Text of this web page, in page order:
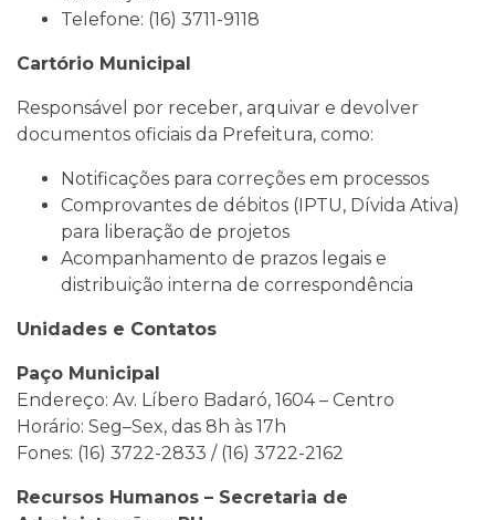
Telefone: (16) 3711-9118
Cartório Municipal
Responsável por receber, arquivar e devolver
documentos oficiais da Prefeitura, como:
Notificações para correções em processos
Comprovantes de débitos (IPTU, Dívida Ativa)
para liberação de projetos
Acompanhamento de prazos legais e
distribuição interna de correspondência
Unidades e Contatos
Paço Municipal
Endereço: Av. Líbero Badaró, 1604 – Centro
Horário: Seg–Sex, das 8h às 17h
Fones: (16) 3722-2833 / (16) 3722-2162
Recursos Humanos – Secretaria de